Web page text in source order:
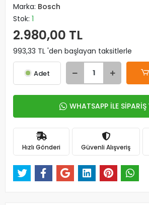
Marka: Bosch
Stok: 1
2.980,00 TL
993,33 TL 'den başlayan taksitlerle
Adet
WHATSAPP İLE SİPARİŞ
Hızlı Gönderi Güvenli Alışveriş